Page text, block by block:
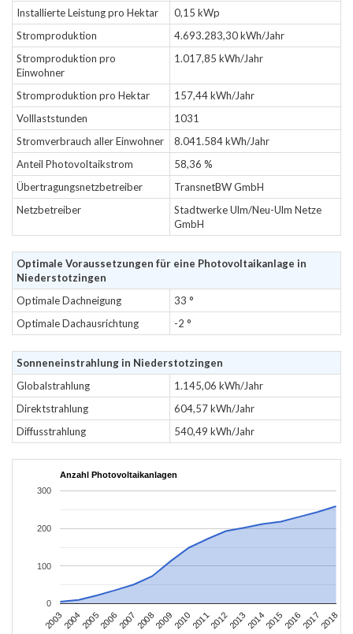
Installierte Leistung pro Hektar
0,15 kWp
Stromproduktion
4.693.283,30 kWh/Jahr
Stromproduktion pro
Einwohner
1.017,85 kWh/Jahr
Stromproduktion pro Hektar
157,44 kWh/Jahr
Volllaststunden
1031
Stromverbrauch aller Einwohner
8.041.584 kWh/Jahr
Anteil Photovoltaikstrom
58,36 %
Übertragungsnetzbetreiber
TransnetBW GmbH
Netzbetreiber
Stadtwerke Ulm/Neu-Ulm Netze
GmbH
Optimale Voraussetzungen für eine Photovoltaikanlage in
Niederstotzingen
Optimale Dachneigung
33 °
Optimale Dachausrichtung
-2 °
Sonneneinstrahlung in Niederstotzingen
Globalstrahlung
1.145,06 kWh/Jahr
Direktstrahlung
604,57 kWh/Jahr
Diffusstrahlung
540,49 kWh/Jahr
Anzahl Photovoltaikanlagen
2003200420052006200720082009201020112012201320142015201620172018
0
100
200
300